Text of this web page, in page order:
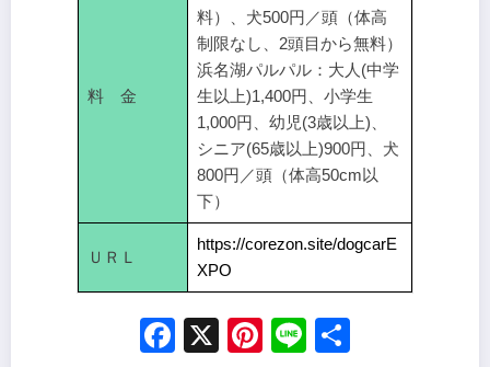
料 金
料）、犬500円／頭（体高
制限なし、2頭目から無料）
浜名湖パルパル：大人(中学
生以上)1,400円、小学生
1,000円、幼児(3歳以上)、
シニア(65歳以上)900円、犬
800円／頭（体高50cm以
下）
ＵＲＬ
https://corezon.site/dogcarE
XPO
Facebook
X Pinterest
Line